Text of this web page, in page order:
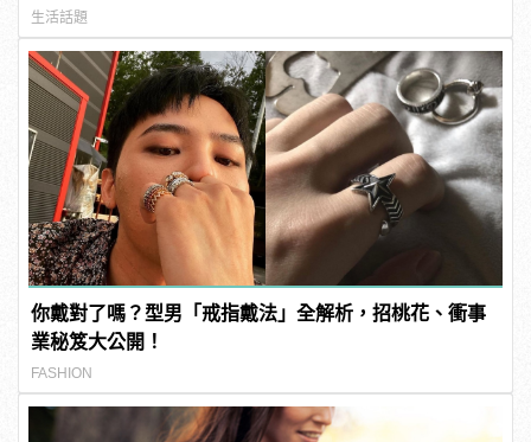
生活話題
你戴對了嗎？型男「戒指戴法」全解析，招桃花、衝事
業秘笈大公開！
FASHION